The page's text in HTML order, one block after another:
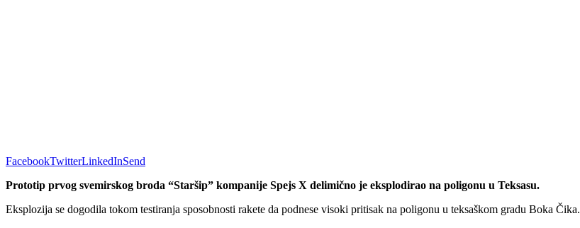
FacebookTwitterLinkedInSend
Prototip prvog svemirskog broda “Staršip” kompanije Spejs X delimično je eksplodirao na poligonu u Teksasu.
Eksplozija se dogodila tokom testiranja sposobnosti rakete da podnese visoki pritisak na poligonu u teksaškom gradu Boka Čika.